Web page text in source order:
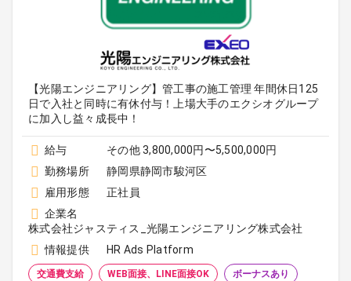
【光陽エンジニアリング】管工事の施工管理 年間休日125
日で入社と同時に有休付与！上場大手のエクシオグループ
に加入し益々成長中！
給与
その他 3,800,000円〜5,500,000円
勤務場所
静岡県静岡市駿河区
雇用形態
正社員
企業名
株式会社ジャスティス_光陽エンジニアリング株式会社
情報提供
HR Ads Platform
交通費支給 WEB面接、LINE面接OK ボーナスあり